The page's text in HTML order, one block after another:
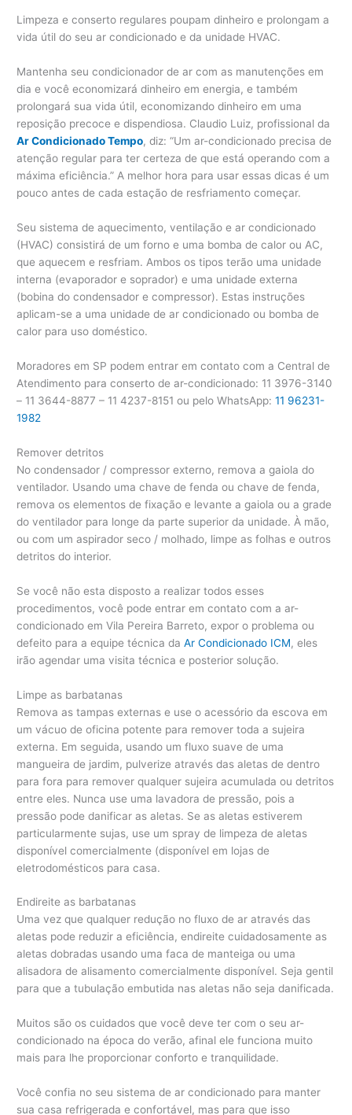
Limpeza e conserto regulares poupam dinheiro e prolongam a
vida útil do seu ar condicionado e da unidade HVAC.
Mantenha seu condicionador de ar com as manutenções em
dia e você economizará dinheiro em energia, e também
prolongará sua vida útil, economizando dinheiro em uma
reposição precoce e dispendiosa. Claudio Luiz, profissional da
Ar Condicionado Tempo, diz: “Um ar-condicionado precisa de
atenção regular para ter certeza de que está operando com a
máxima eficiência.” A melhor hora para usar essas dicas é um
pouco antes de cada estação de resfriamento começar.
Seu sistema de aquecimento, ventilação e ar condicionado
(HVAC) consistirá de um forno e uma bomba de calor ou AC,
que aquecem e resfriam. Ambos os tipos terão uma unidade
interna (evaporador e soprador) e uma unidade externa
(bobina do condensador e compressor). Estas instruções
aplicam-se a uma unidade de ar condicionado ou bomba de
calor para uso doméstico.
Moradores em SP podem entrar em contato com a Central de
Atendimento para conserto de ar-condicionado: 11 3976-3140
– 11 3644-8877 – 11 4237-8151 ou pelo WhatsApp:11 96231-
1982
Remover detritos
No condensador / compressor externo, remova a gaiola do
ventilador. Usando uma chave de fenda ou chave de fenda,
remova os elementos de fixação e levante a gaiola ou a grade
do ventilador para longe da parte superior da unidade. À mão,
ou com um aspirador seco / molhado, limpe as folhas e outros
detritos do interior.
Se você não esta disposto a realizar todos esses
procedimentos, você pode entrar em contato com a ar-
condicionado em Vila Pereira Barreto, expor o problema ou
defeito para a equipe técnica daAr Condicionado ICM, eles
irão agendar uma visita técnica e posterior solução.
Limpe as barbatanas
Remova as tampas externas e use o acessório da escova em
um vácuo de oficina potente para remover toda a sujeira
externa. Em seguida, usando um fluxo suave de uma
mangueira de jardim, pulverize através das aletas de dentro
para fora para remover qualquer sujeira acumulada ou detritos
entre eles. Nunca use uma lavadora de pressão, pois a
pressão pode danificar as aletas. Se as aletas estiverem
particularmente sujas, use um spray de limpeza de aletas
disponível comercialmente (disponível em lojas de
eletrodomésticos para casa.
Endireite as barbatanas
Uma vez que qualquer redução no fluxo de ar através das
aletas pode reduzir a eficiência, endireite cuidadosamente as
aletas dobradas usando uma faca de manteiga ou uma
alisadora de alisamento comercialmente disponível. Seja gentil
para que a tubulação embutida nas aletas não seja danificada.
Muitos são os cuidados que você deve ter com o seu ar-
condicionado na época do verão, afinal ele funciona muito
mais para lhe proporcionar conforto e tranquilidade.
Você confia no seu sistema de ar condicionado para manter
sua casa refrigerada e confortável, mas para que isso